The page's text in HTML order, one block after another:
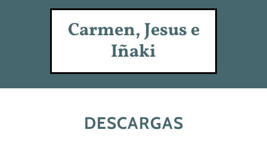
Carmen, Jesus e
Iñaki
DESCARGAS